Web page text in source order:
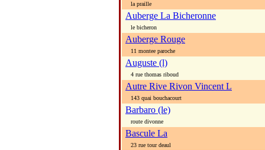
la praille
Auberge La Bicheronne
le bicheron
Auberge Rouge
11 montee paroche
Auguste (l)
4 rue thomas riboud
Autre Rive Rivon Vincent L
143 quai bouchacourt
Barbaro (le)
route divonne
Bascule La
23 rue tour deaul